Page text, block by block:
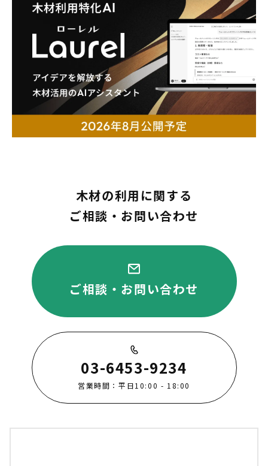
木材の利用に関する
ご相談・お問い合わせ
ご相談・お問い合わせ
03-6453-9234
営業時間：平日10:00 - 18:00